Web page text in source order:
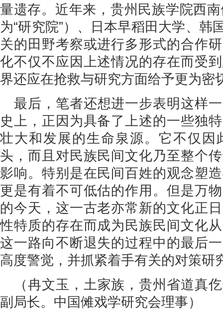
量遗存。近年来，贵州民族学院西
为“研究院”）、日本早稻田大学、韩
关的田野考察或进行多形式的合作
化不仅不应因上述情况的存在而受
界还应在抢救与研究方面给予更为密
最后，笔者还想进一步表明这样
史上，正因为具备了上述的一些独
壮大和发展的生命泉源。它不仅因
头，而且对民族民间文化乃至整个
影响。特别是在民间百姓的观念塑
更是有着不可低估的作用。但是万
的今天，这一古老亦常新的文化正
性特质的存在而成为民族民间文化
这一路向不断退失的过程中的最后
高度警觉，并抓紧着手有关的对策研
（冉文玉，土家族，贵州省道真
副局长。中国傩戏学研究会理事）